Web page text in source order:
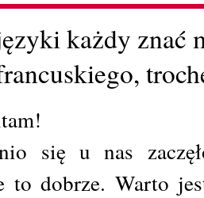
każdy znać
się u nas
to dobrze. Warto